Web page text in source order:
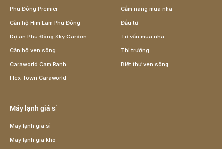
Phú Đông Premier
Căn hộ Him Lam Phú Đông
Dự án Phú Đông Sky Garden
Căn hộ ven sông
Caraworld Cam Ranh
Flex Town Caraworld
Cẩm nang mua nhà
Đầu tư
Tư vấn mua nhà
Thị trường
Biệt thự ven sông
Máy lạnh giá sỉ
Máy lạnh giá sỉ
Máy lạnh giá kho